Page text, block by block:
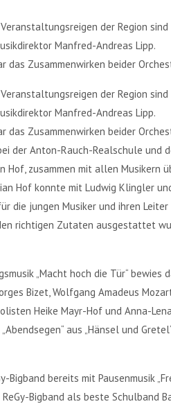
der Region
Manfred-Andreas Lipp.
das Zusammenwirken beider
der Region
Manfred-Andreas Lipp.
das Zusammenwirken beider
der Anton-Rauch-Realschule und
zusammen mit allen Musikern
Hof konnte mit Ludwig Klingler
die jungen Musiker und ihren
richtigen Zutaten ausgestattet
„Macht hoch die Tür“
Bizet, Wolfgang Amadeus
Heike Mayr-Hof und Anna-
aus „Hänsel und
bereits mit Pausenmusik
Bigband als beste Schulband